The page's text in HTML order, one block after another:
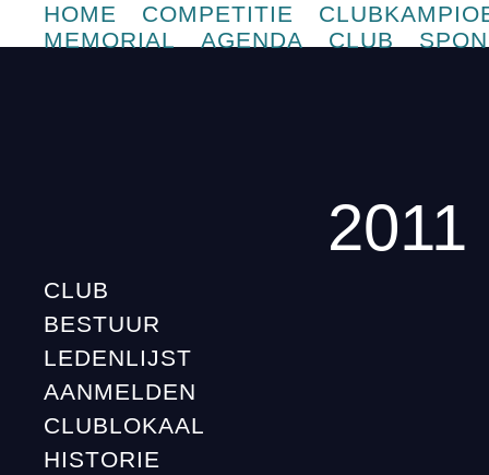
HOME COMPETITIE
MEMORIAL
AGENDA CLUB
CLUB
BESTUUR
LEDENLIJST
AANMELDEN
CLUBLOKAAL
HISTORIE
2011